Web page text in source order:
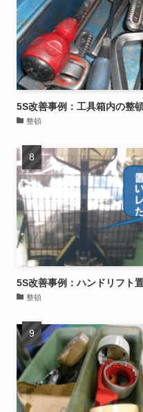
5S改善事例：工具箱内の整
整頓
5S改善事例：ハンドリフト
整頓